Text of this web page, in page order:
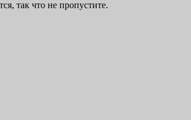
так что не пропустите.